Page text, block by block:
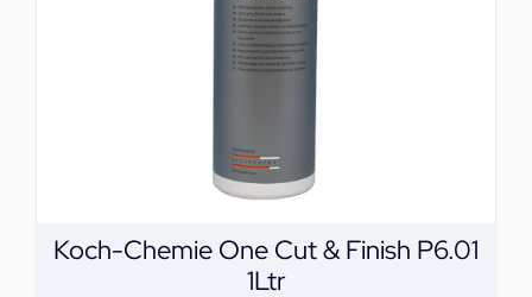
Koch-Chemie One Cut & Finish P6.01
1Ltr